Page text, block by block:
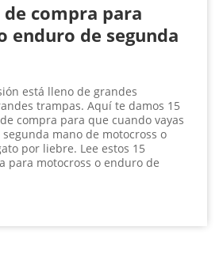
de compra para
enduro de segunda
está lleno de grandes
trampas. Aquí te damos 15
compra para que cuando vayas
mano de motocross o
por liebre. Lee estos 15
para motocross o enduro de